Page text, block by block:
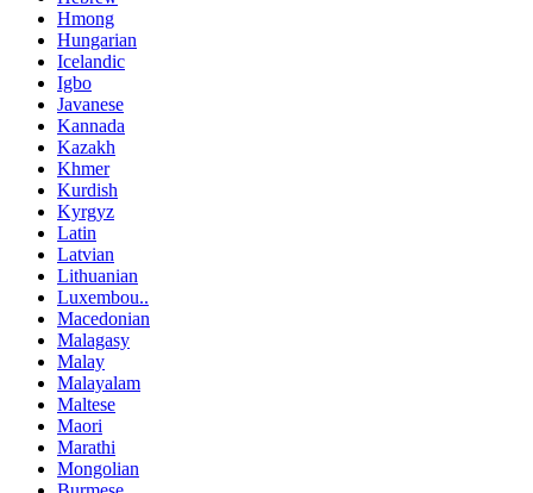
Hmong
Hungarian
Icelandic
Igbo
Javanese
Kannada
Kazakh
Khmer
Kurdish
Kyrgyz
Latin
Latvian
Lithuanian
Luxembou..
Macedonian
Malagasy
Malay
Malayalam
Maltese
Maori
Marathi
Mongolian